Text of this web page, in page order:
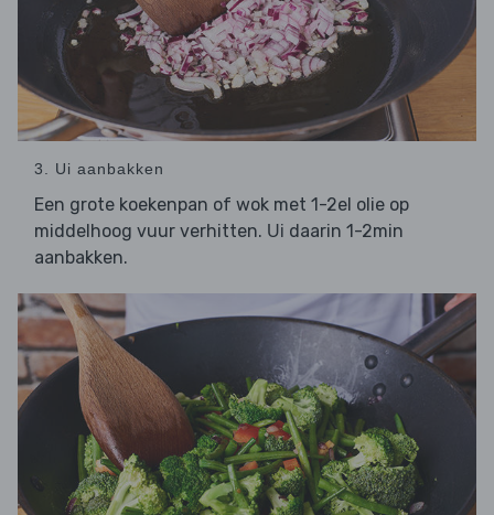
3. Ui aanbakken
Een grote koekenpan of wok met 1-2el olie op
middelhoog vuur verhitten. Ui daarin 1-2min
aanbakken.